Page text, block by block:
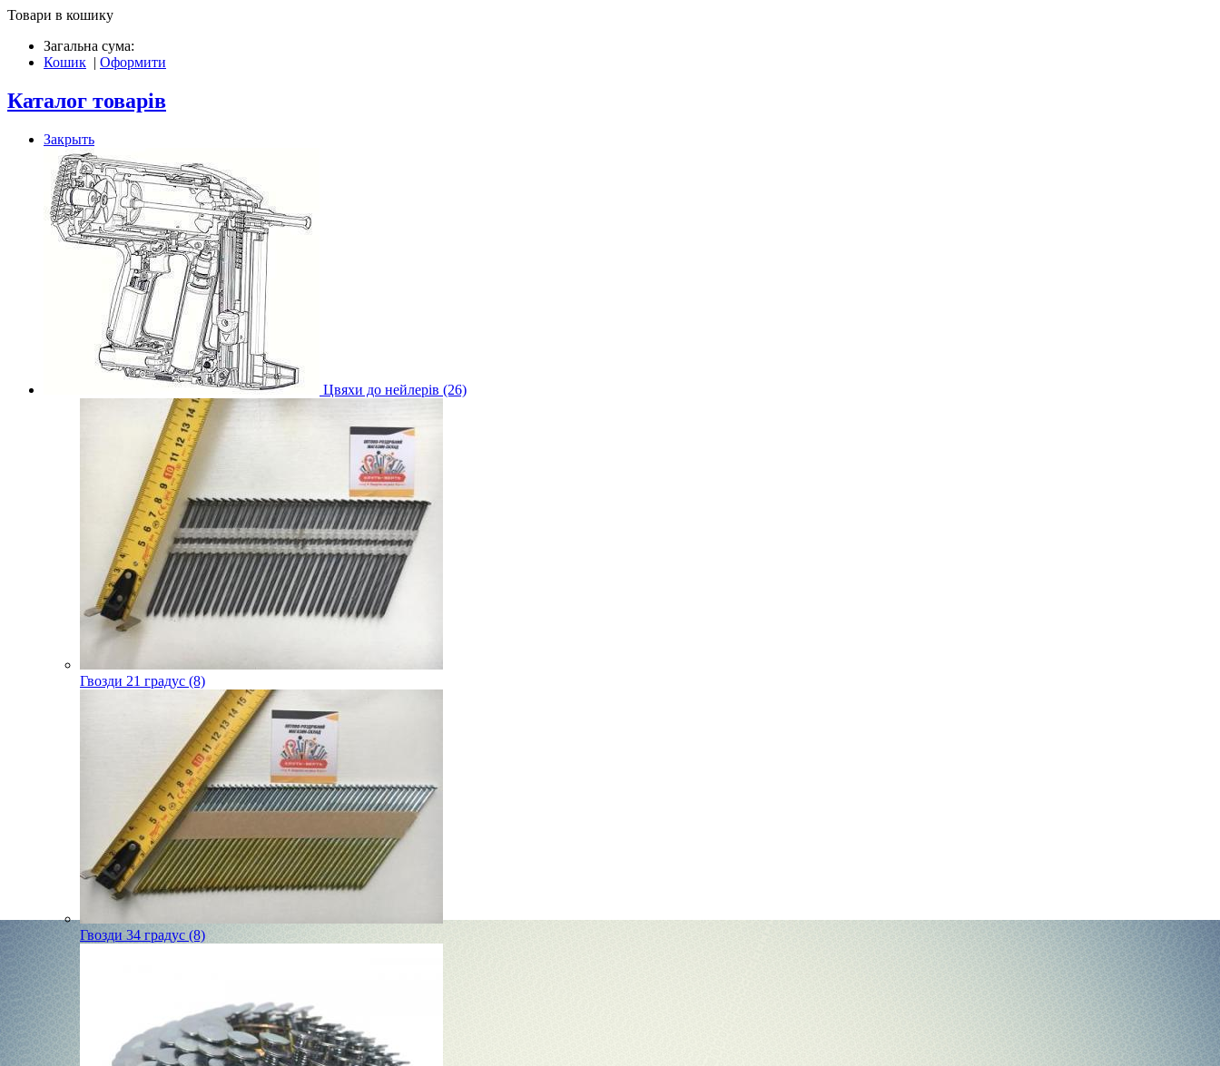
Товари в кошику
Загальна сума:
Кошик | Оформити
Каталог товарів
Закрыть
Цвяхи до нейлерів (26)
Гвозди 21 градус (8)
Гвозди 34 градус (8)